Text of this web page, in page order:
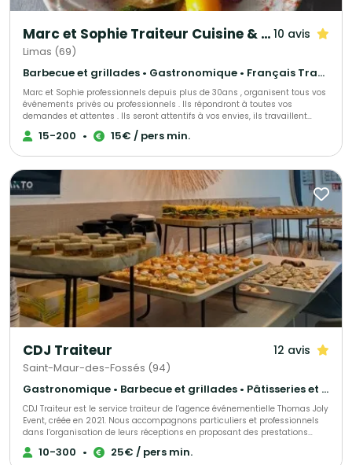
Marc et Sophie Traiteur Cuisine & Services 10 avis
Limas (69)
Barbecue et grillades • Gastronomique • Français Traditionnel
Marc et Sophie professionnels depuis plus de 30ans , organisent tous vos
événements privés ou professionnels . Ils répondront à toutes vos
demandes et attentes . Ils seront attentifs à vos envies, ils travaillent
dans la créativité, tout est personnalisable. Ils utilisent des produits de
15-200 • 15€ / pers min.
CDJ Traiteur 12 avis
Saint-Maur-des-Fossés (94)
Gastronomique • Barbecue et grillades • Pâtisseries et desserts
CDJ Traiteur est le service traiteur de l’agence événementielle Thomas Joly
Event, créée en 2021. Nous accompagnons particuliers et professionnels
dans l’organisation de leurs réceptions en proposant des prestations
culinaires sur mesure, adaptées à chaque projet. Issu du savoir-faire de
notre agence événementielle, CDJ Traiteur s’inscrit dans une démarche
10-300 • 25€ / pers min.